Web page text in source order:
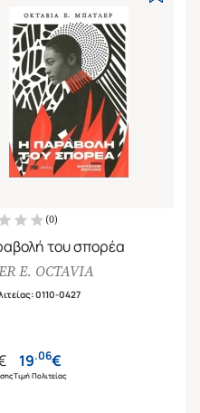
(0)
του σπορέα
E. OCTAVIA
:0110-0427
19.06€
Τιμή Πολιτείας